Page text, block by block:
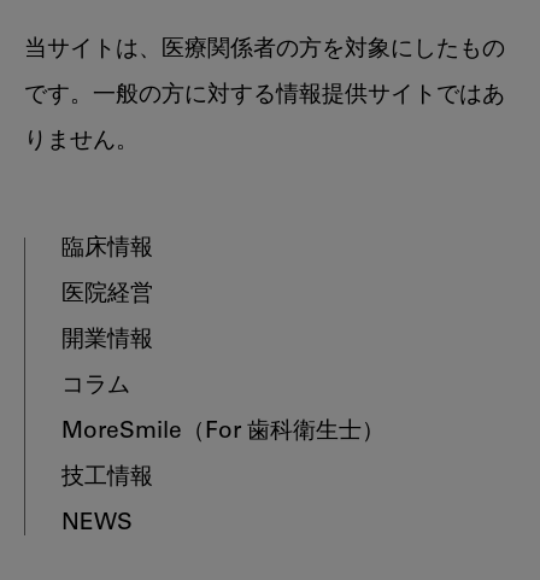
当サイトは、医療関係者の方を対象にしたもの
です。一般の方に対する情報提供サイトではあ
りません。
臨床情報
医院経営
開業情報
コラム
MoreSmile （For 歯科衛生士）
技工情報
NEWS